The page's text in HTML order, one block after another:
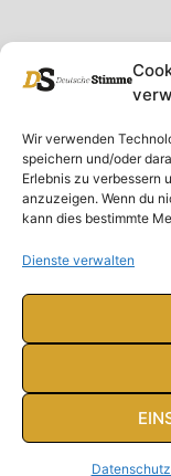
Wir verwenden
speichern und/oder
Erlebnis zu verbessern
anzuzeigen. Wenn du
kann dies bestimmte
Dienste verwalten
Unser Magazin
Spenden
Ausgaben
Abonnieren